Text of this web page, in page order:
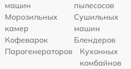
машин
пылесосов
Морозильных
камер
Сушильных
машин
Кофеварок
Блендеров
Парогенераторов
Кухонных
комбайнов